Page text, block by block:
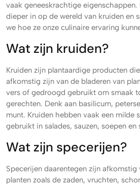
vaak geneeskrachtige
dieper in op de wereld van kruiden en
we hoe ze onze culinaire ervaring
Wat zijn kruiden?
Kruiden zijn plantaardige producten
afkomstig zijn van de bladeren van
vers of gedroogd gebruikt om smaak
gerechten. Denk aan basilicum,
munt. Kruiden hebben vaak een milde
gebruikt in salades, sauzen, soepen
Wat zijn specerijen?
Specerijen daarentegen zijn afkomstig
planten zoals de zaden, vruchten,